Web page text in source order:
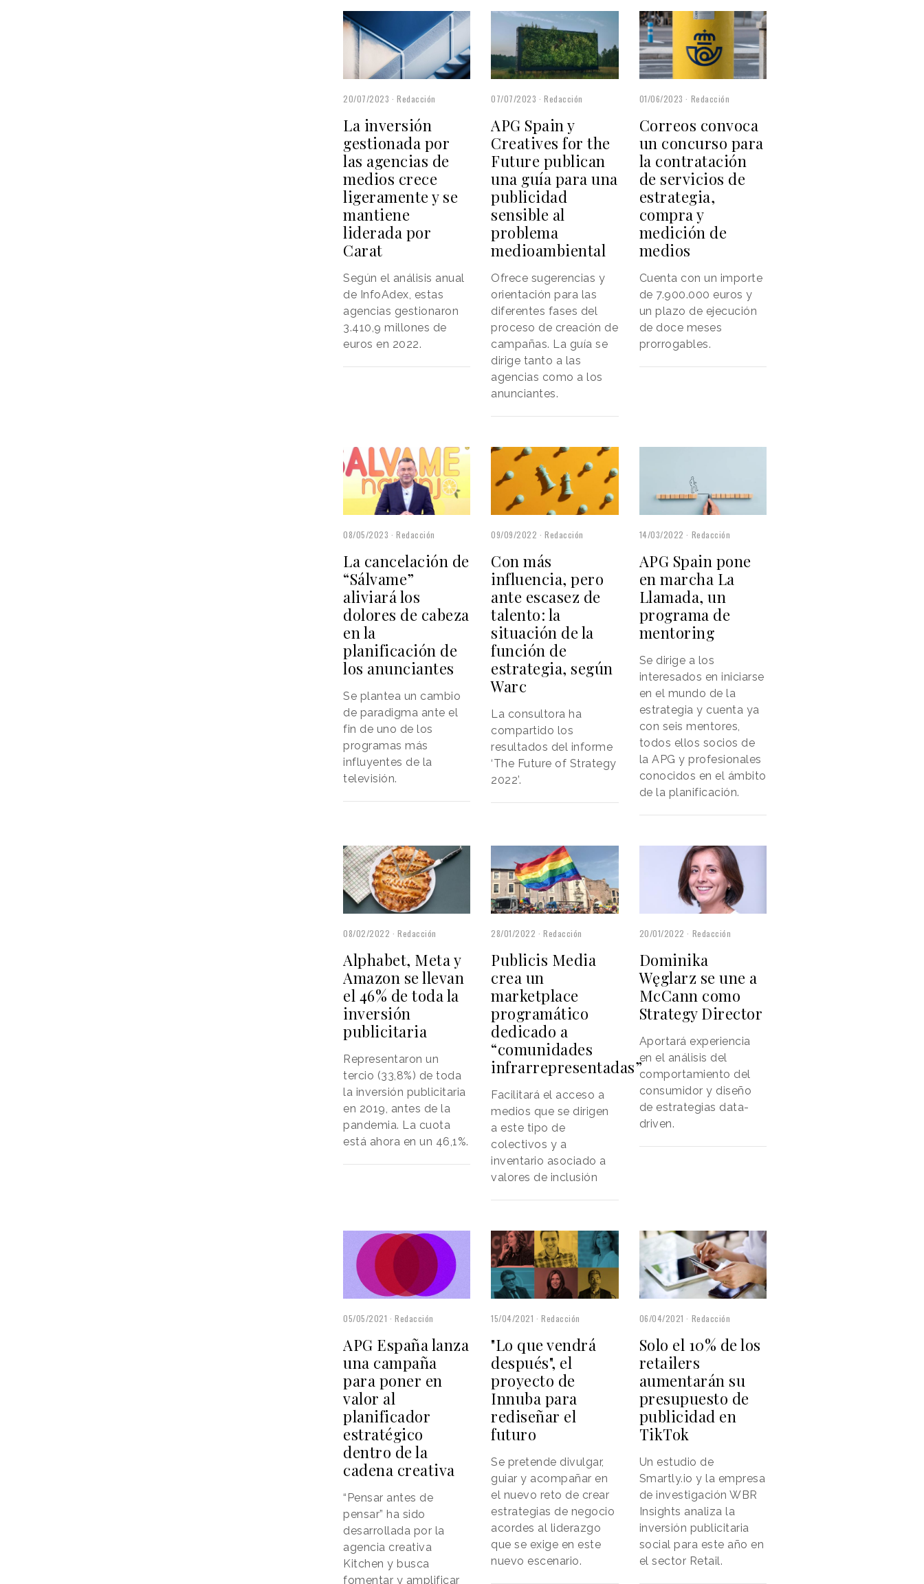
20/07/2023 Redacción
La inversión
gestionada por
las agencias de
medios crece
ligeramente y se
mantiene
liderada por
Carat
Según el análisis anual
de InfoAdex, estas
agencias gestionaron
3.410,9 millones de
euros en 2022.
07/07/2023 Redacción
APG Spain y
Creatives for the
Future publican
una guía para una
publicidad
sensible al
problema
medioambiental
Ofrece sugerencias y
orientación para las
diferentes fases del
proceso de creación de
campañas. La guía se
dirige tanto a las
agencias como a los
anunciantes.
01/06/2023 Redacción
Correos convoca
un concurso para
la contratación
de servicios de
estrategia,
compra y
medición de
medios
Cuenta con un importe
de 7.900.000 euros y
un plazo de ejecución
de doce meses
prorrogables.
08/05/2023 Redacción
La cancelación de
“Sálvame”
aliviará los
dolores de cabeza
en la
planificación de
los anunciantes
Se plantea un cambio
de paradigma ante el
fin de uno de los
programas más
influyentes de la
televisión.
09/09/2022 Redacción
Con más
influencia, pero
ante escasez de
talento: la
situación de la
función de
estrategia, según
Warc
La consultora ha
compartido los
resultados del informe
‘The Future of Strategy
2022’.
14/03/2022 Redacción
APG Spain pone
en marcha La
Llamada, un
programa de
mentoring
Se dirige a los
interesados en iniciarse
en el mundo de la
estrategia y cuenta ya
con seis mentores,
todos ellos socios de
la APG y profesionales
conocidos en el ámbito
de la planificación.
08/02/2022 Redacción
Alphabet, Meta y
Amazon se llevan
el 46% de toda la
inversión
publicitaria
Representaron un
tercio (33,8%) de toda
la inversión publicitaria
en 2019, antes de la
pandemia. La cuota
está ahora en un 46,1%.
28/01/2022 Redacción
Publicis Media
crea un
marketplace
programático
dedicado a
“comunidades
infrarrepresentadas”
Facilitará el acceso a
medios que se dirigen
a este tipo de
colectivos y a
inventario asociado a
valores de inclusión
20/01/2022 Redacción
Dominika
Węglarz se une a
McCann como
Strategy Director
Aportará experiencia
en el análisis del
comportamiento del
consumidor y diseño
de estrategias data-
driven.
05/05/2021 Redacción
APG España lanza
una campaña
para poner en
valor al
planificador
estratégico
dentro de la
cadena creativa
“Pensar antes de
pensar” ha sido
desarrollada por la
agencia creativa
Kitchen y busca
fomentar y amplificar
15/04/2021 Redacción
"Lo que vendrá
después", el
proyecto de
Innuba para
rediseñar el
futuro
Se pretende divulgar,
guiar y acompañar en
el nuevo reto de crear
estrategias de negocio
acordes al liderazgo
que se exige en este
nuevo escenario.
06/04/2021 Redacción
Solo el 10% de los
retailers
aumentarán su
presupuesto de
publicidad en
TikTok
Un estudio de
Smartly.io y la empresa
de investigación WBR
Insights analiza la
inversión publicitaria
social para este año en
el sector Retail.